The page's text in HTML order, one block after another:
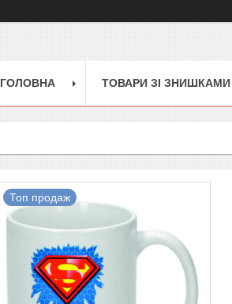
ГОЛОВНА ТОВАРИ ЗІ ЗНИШКАМИ
Топ продаж